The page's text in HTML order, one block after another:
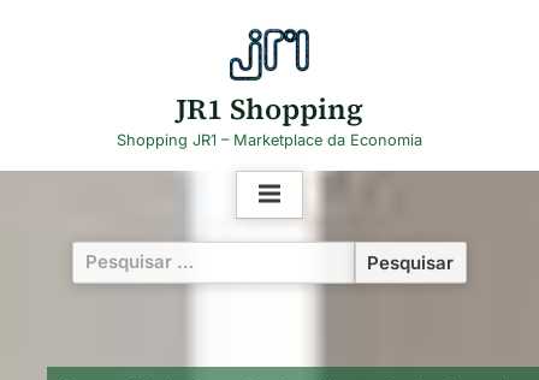
JR1 Shopping
Shopping JR1 – Marketplace da Economia
Pesquisar
por: